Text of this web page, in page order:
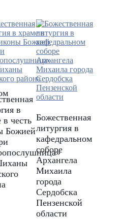
в
в честь
Божией
Божественная
литургия в
кафедральном
соборе
Архангела
Михаила
города
Сердобска
Пензенской
области